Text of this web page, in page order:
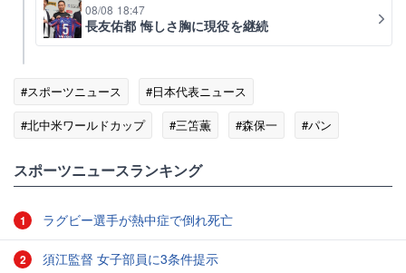
08/08 18:47
長友佑都 悔しさ胸に現役を継続
#スポーツニュース
#日本代表ニュース
#北中米ワールドカップ
#三笘薫 #森保一
#パン
スポーツニュースランキング
1 ラグビー選手が熱中症で倒れ死亡
2 須江監督 女子部員に3条件提示